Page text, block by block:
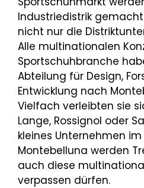
Industriedistrik
nicht nur die
Alle multinationalen
Sportschuhbranche
Abteilung für Design,
Entwicklung nach
Vielfach verleibten sie
Lange, Rossignol oder
kleines Unternehmen im
Montebelluna werden
auch diese
verpassen dürfen.